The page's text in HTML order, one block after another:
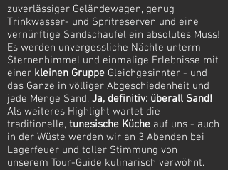
zuverlässiger Geländewagen, genug
Trinkwasser- und Spritreserven und eine
vernünftige Sandschaufel ein absolutes Muss!
Es werden unvergessliche Nächte unterm
Sternenhimmel und einmalige Erlebnisse mit
einer kleinen Gruppe Gleichgesinnter - und
das Ganze in völliger Abgeschiedenheit und
jede Menge Sand. Ja, definitiv: überall Sand!
Als weiteres Highlight wartet die
traditionelle, tunesische Küche auf uns - auch
in der Wüste werden wir an 3 Abenden bei
Lagerfeuer und toller Stimmung von
unserem Tour-Guide kulinarisch verwöhnt.